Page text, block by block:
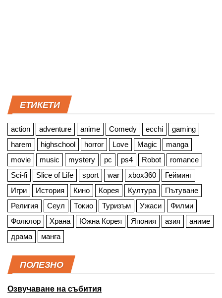
ЕТИКЕТИ
action adventure anime Comedy ecchi
gaming
harem
highschool horror Love Magic
manga
movie
music mystery pc ps4 Robot
romance
Sci-fi
Slice of Life sport war xbox360
Гейминг
Игри
История Кино Корея Култура
Пътуване
Религия
Сеул Токио Туризъм Ужаси
Филми
Фолклор
Храна Южна Корея Япония азия
аниме
драма
манга
ПОЛЕЗНО
Озвучаване на събития